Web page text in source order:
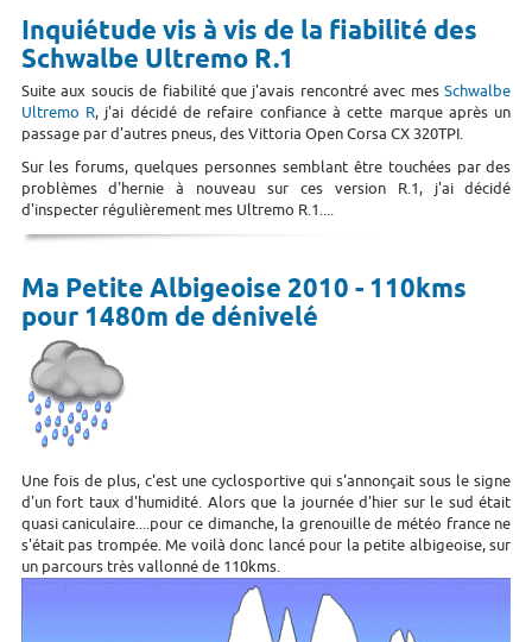
Inquiétude vis à vis de la fiabilité des
Schwalbe Ultremo R.1
Suite aux soucis de fiabilité que j'avais rencontré avec mesSchwalbe
Ultremo R, j'ai décidé de refaire confiance à cette marque après un
passage par d'autres pneus, des Vittoria Open Corsa CX 320TPI.
Sur les forums, quelques personnes semblant être touchées par des
problèmes d'hernie à nouveau sur ces version R.1, j'ai décidé
d'inspecter régulièrement mes Ultremo R.1....
Ma Petite Albigeoise 2010 - 110kms
pour 1480m de dénivelé
Une fois de plus, c'est une cyclosportive qui s'annonçait sous le signe
d'un fort taux d'humidité. Alors que la journée d'hier sur le sud était
quasi caniculaire....pour ce dimanche, la grenouille de météo france ne
s'était pas trompée. Me voilà donc lancé pour la petite albigeoise, sur
un parcours très vallonné de 110kms.